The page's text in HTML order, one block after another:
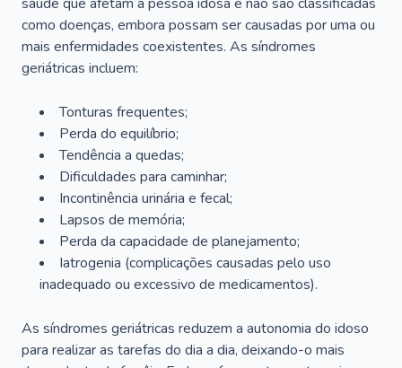
como doenças, embora possam ser causadas por uma ou
mais enfermidades coexistentes. As síndromes
geriátricas incluem:
Tonturas frequentes;
Perda do equilíbrio;
Tendência a quedas;
Dificuldades para caminhar;
Incontinência urinária e fecal;
Lapsos de memória;
Perda da capacidade de planejamento;
Iatrogenia (complicações causadas pelo uso
inadequado ou excessivo de medicamentos).
As síndromes geriátricas reduzem a autonomia do idoso
para realizar as tarefas do dia a dia, deixando-o mais